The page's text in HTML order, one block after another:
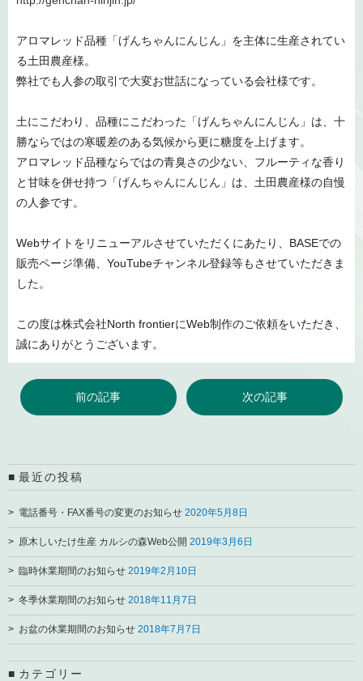
アロマレッド品種「げんちゃんにんじん」を主体に生産されてい
る土田農産様。
弊社でも人参の取引で大変お世話になっている会社様です。
土にこだわり、品種にこだわった「げんちゃんにんじん」は、十
勝ならではの寒暖差のある気候から更に糖度を上げます。
アロマレッド品種ならではの青臭さの少ない、フルーティな香り
と甘味を併せ持つ「げんちゃんにんじん」は、土田農産様の自慢
の人参です。
Webサイトをリニューアルさせていただくにあたり、BASEでの
販売ページ準備、YouTubeチャンネル登録等もさせていただきま
した。
この度は株式会社North frontierにWeb制作のご依頼をいただき、
誠にありがとうございます。
前の記事 次の記事
最近の投稿
電話番号・FAX番号の変更のお知らせ 2020年5月8日
原木しいたけ生産 カルシの森Web公開 2019年3月6日
臨時休業期間のお知らせ 2019年2月10日
冬季休業期間のお知らせ 2018年11月7日
お盆の休業期間のお知らせ 2018年7月7日
カテゴリー